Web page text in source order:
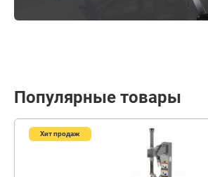
Популярные товары
Хит продаж